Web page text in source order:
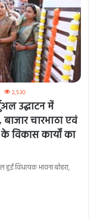
2,530
उद्घाटन में
चारभाठा एवं
विकास कार्यों का
हुईं विधायक भावना बोहरा,